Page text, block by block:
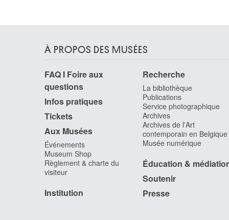
Cantagallina Remigio
(Italie) 1636
Cantré Jozef
Gand 1890 - 1957
Capogrossi Giuseppe
Rome (Italie) 1900 - 1972
Carcan René
Bruxelles 1925 - 1993
Cárdenas Agustín
À PROPOS DES MUSÉES
FAQ I Foire aux
questions
Infos pratiques
Tickets
Aux Musées
Événements
Museum Shop
Règlement & charte du
visiteur
Institution
Recherche
La bibliothèque
Publications
Service photographique
Archives
Archives de l'Art
contemporain en Belgique
Musée numérique
Éducation &
Soutenir
Presse